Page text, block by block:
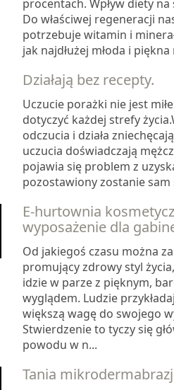
procentach. Wpływ diety
Do właściwej regeneracji
potrzebuje witamin i
jak najdłużej młoda i piękna
Działają bez recepty.
Uczucie porażki nie jest
dotyczyć każdej strefy
odczucia i działa
uczucia doświadczają
pojawia się problem z
pozostawiony zostanie sam
E-hurtownia
wyposażenie dla
Od jakiegoś czasu można
promujący zdrowy styl
idzie w parze z pięknym,
wyglądem. Ludzie
większą wagę do swojego
Stwierdzenie to tyczy się
powodu w n...
Tania